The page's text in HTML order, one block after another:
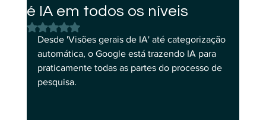
é IA em todos os níveis
Avaliado com NaN de 5 estrelas.
Desde 'Visões gerais de IA' até categorização
automática, o Google está trazendo IA para
praticamente todas as partes do processo de
pesquisa.